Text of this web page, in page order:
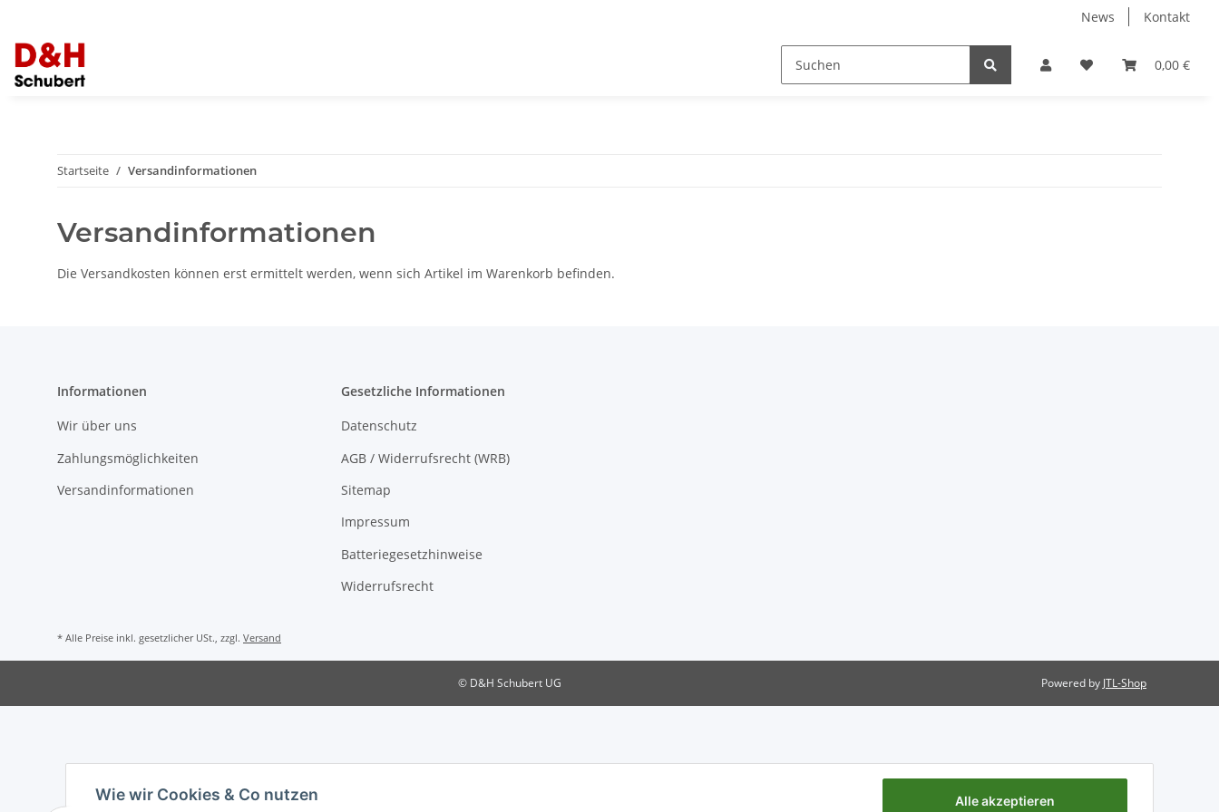
News Kontakt
0,00 €
Startseite Versandinformationen
Versandinformationen
Die Versandkosten können erst ermittelt werden, wenn sich Artikel im Warenkorb befinden.
Informationen
Wir über uns
Zahlungsmöglichkeiten
Versandinformationen
Gesetzliche Informationen
Datenschutz
AGB / Widerrufsrecht (WRB)
Sitemap
Impressum
Batteriegesetzhinweise
Widerrufsrecht
* Alle Preise inkl. gesetzlicher USt., zzgl. Versand
© D&H Schubert UG Powered by JTL-Shop
Wie wir Cookies & Co nutzen Alle akzeptieren